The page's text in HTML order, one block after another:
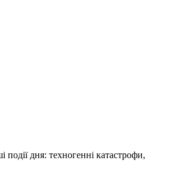
дня: техногенні катастрофи,